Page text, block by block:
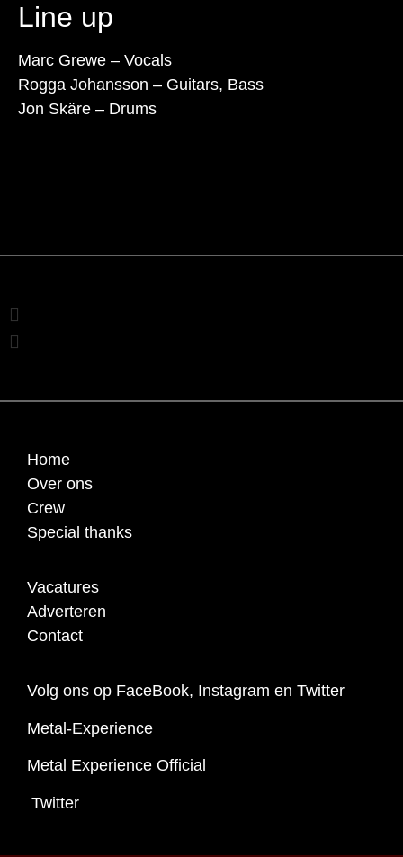
Line up
Marc Grewe – Vocals
Rogga Johansson – Guitars, Bass
Jon Skäre – Drums
Home
Over ons
Crew
Special thanks
Vacatures
Adverteren
Contact
Volg ons op FaceBook, Instagram en Twitter
Metal-Experience
Metal Experience Official
Twitter